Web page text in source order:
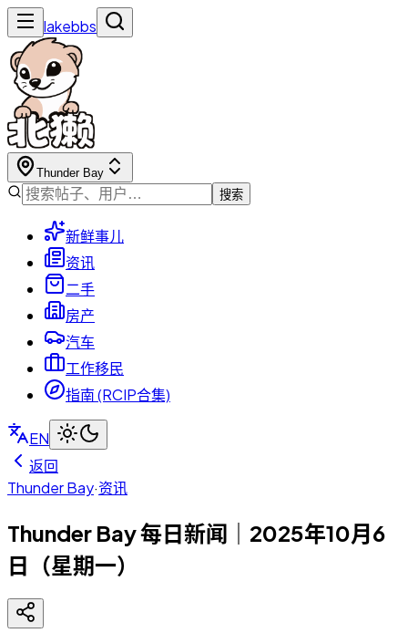
lakebbs
Thunder Bay
搜索
新鲜事儿
资讯
二手
房产
汽车
工作移民
指南 (RCIP合集)
EN
返回
Thunder Bay·资讯
Thunder Bay 每日新闻｜2025年10月6
日（星期一）